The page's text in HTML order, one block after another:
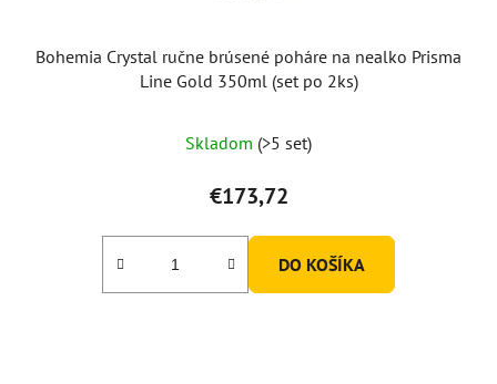
Bohemia Crystal ručne brúsené poháre na nealko Prisma
Line Gold 350ml (set po 2ks)
Skladom (>5 set)
€173,72
DO KOŠÍKA